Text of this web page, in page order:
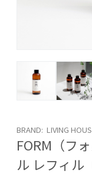
BRAND: LIVING
FORM（フ
ル レフィル